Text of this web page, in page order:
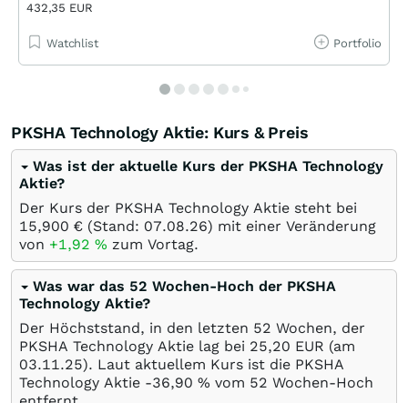
432,35 EUR
Watchlist Portfolio
PKSHA Technology Aktie: Kurs & Preis
Was ist der aktuelle Kurs der PKSHA Technology
Aktie?
Der Kurs der PKSHA Technology Aktie steht bei
15,900 € (Stand: 07.08.26) mit einer Veränderung
von +1,92 % zum Vortag.
Was war das 52 Wochen-Hoch der PKSHA
Technology Aktie?
Der Höchststand, in den letzten 52 Wochen, der
PKSHA Technology Aktie lag bei 25,20 EUR (am
03.11.25). Laut aktuellem Kurs ist die PKSHA
Technology Aktie -36,90 % vom 52 Wochen-Hoch